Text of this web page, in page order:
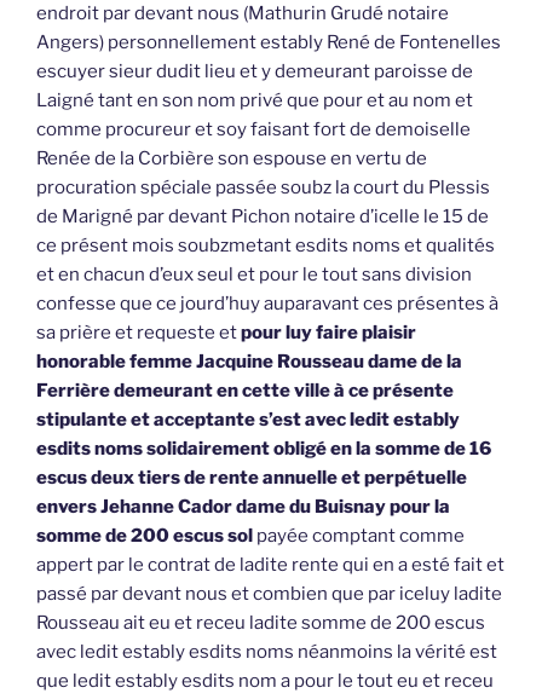
endroit par devant nous (Mathurin Grudé notaire
Angers) personnellement estably René de Fontenelles
escuyer sieur dudit lieu et y demeurant paroisse de
Laigné tant en son nom privé que pour et au nom et
comme procureur et soy faisant fort de demoiselle
Renée de la Corbière son espouse en vertu de
procuration spéciale passée soubz la court du Plessis
de Marigné par devant Pichon notaire d’icelle le 15 de
ce présent mois soubzmetant esdits noms et qualités
et en chacun d’eux seul et pour le tout sans division
confesse que ce jourd’huy auparavant ces présentes à
sa prière et requeste etpour luy faire plaisir
honorable femme Jacquine Rousseau dame de la
Ferrière demeurant en cette ville à ce présente
stipulante et acceptante s’est avec ledit estably
esdits noms solidairement obligé en la somme de 16
escus deux tiers de rente annuelle et perpétuelle
envers Jehanne Cador dame du Buisnay pour la
somme de 200 escus sol payée comptant comme
appert par le contrat de ladite rente qui en a esté fait et
passé par devant nous et combien que par iceluy ladite
Rousseau ait eu et receu ladite somme de 200 escus
avec ledit estably esdits noms néanmoins la vérité est
que ledit estably esdits nom a pour le tout eu et receu